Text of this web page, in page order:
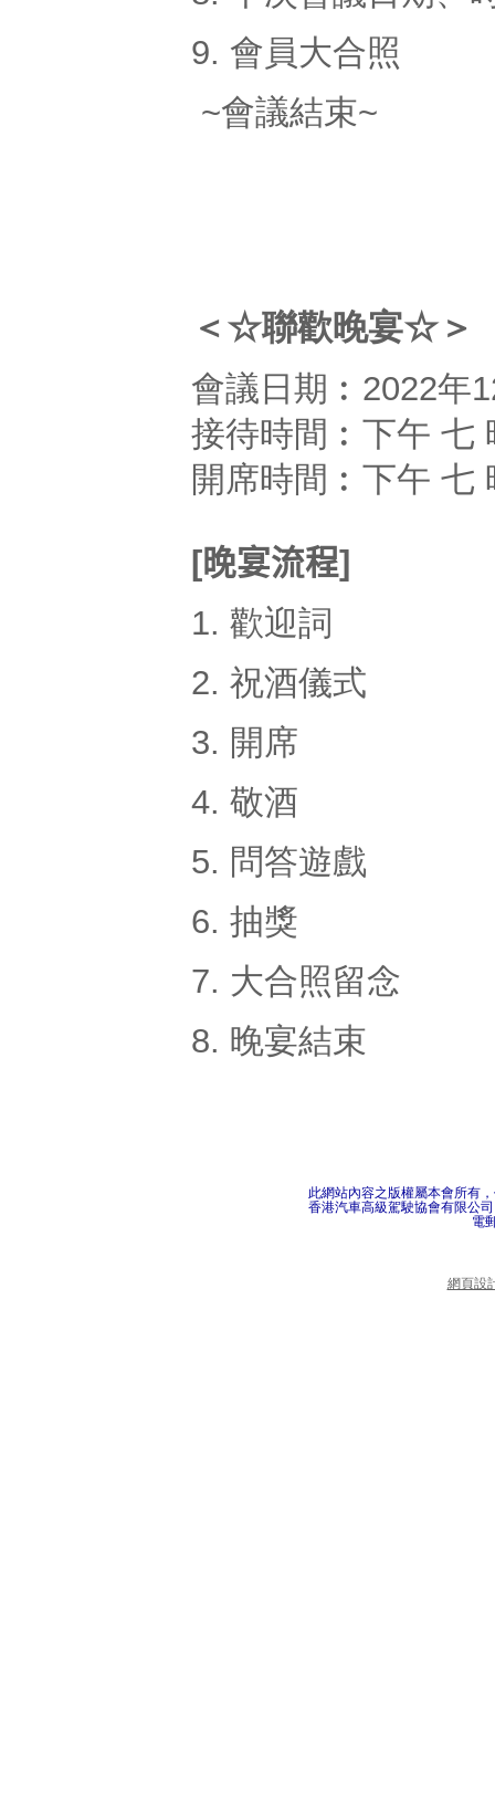
9. 會員大合照
~會議結束~
＜☆聯歡晚宴☆＞
會議日期︰2022年
接待時間︰下午 七
開席時間︰下午 七
[晚宴流程]
1. 歡迎詞
2. 祝酒儀式
3. 開席
4. 敬酒
5. 問答遊戲
6. 抽獎
7. 大合照留念
8. 晚宴結束
此網站內容之版權屬本會所有
香港汽車高級駕駛協會有限公司
電
網頁設